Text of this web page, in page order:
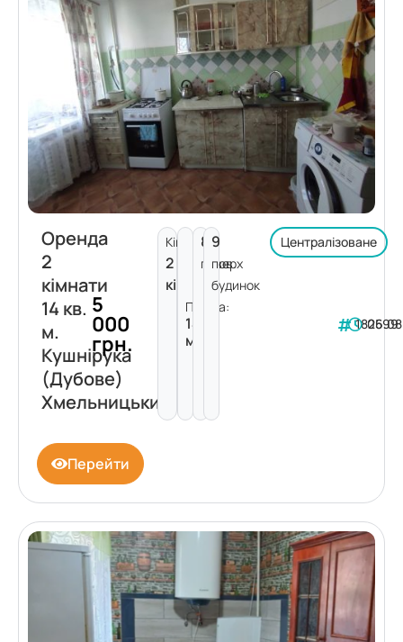
Оренда
2
кімнати
14 кв.
м.
Кушнірука
(Дубове)
Хмельницький
5
000
грн.
Кімнат:
2
кімнати
Площа:
14
м²
8
поверх
9
пов.
будинок
Централізоване
182599
Перейти